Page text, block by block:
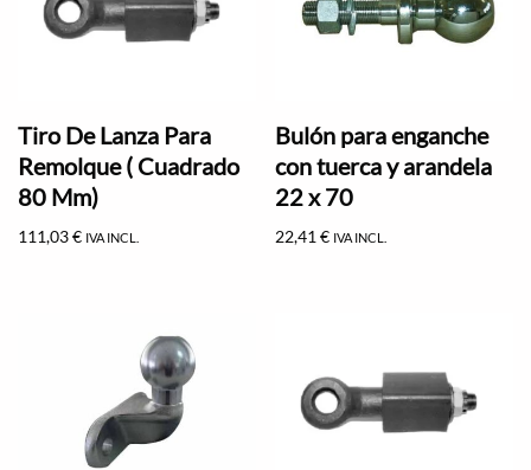
Tiro De Lanza Para
Remolque ( Cuadrado
80 Mm)
111,03€ IVA INCL.
Bulón para enganche
con tuerca y arandela
22 x 70
22,41€ IVA INCL.